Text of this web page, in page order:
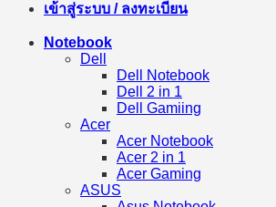
เข้าสู่ระบบ / ลงทะเบียน
Notebook
Dell
Dell Notebook
Dell 2 in 1
Dell Gamiing
Acer
Acer Notebook
Acer 2 in 1
Acer Gaming
ASUS